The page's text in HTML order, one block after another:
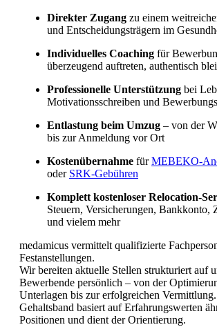
Direkter Zugang zu einem
und Entscheidungsträgern im
Individuelles Coaching für
überzeugend auftreten, authentisch
Professionelle Unterstützung bei
Motivationsschreiben und
Entlastung beim Umzug – von der
bis zur Anmeldung vor Ort
Kostenübernahme fürMEBEKO-
oder SRK-Gebühren
Komplett kostenloser Relocation-
Steuern, Versicherungen, Bankkonto,
und vielem mehr
medamicus vermittelt qualifizierte
Festanstellungen.
Wir bereiten aktuelle Stellen strukturiert auf
Bewerbende persönlich – von der
Unterlagen bis zur erfolgreichen
Gehaltsband basiert auf Erfahrungswerten
Positionen und dient der Orientierung.